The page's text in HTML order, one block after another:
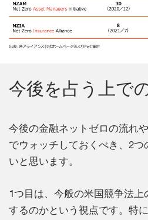
今後を占う上で
今後の金融ネットゼロの流れ
でウォッチしておくべき、2
いと思います。
1つ目は、今般の米国競争法
するのかという視点です。特